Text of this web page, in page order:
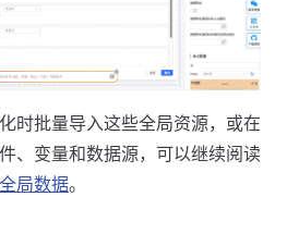
时批量导入这些全局资源，或在
、变量和数据源，可以继续阅读
局数据。